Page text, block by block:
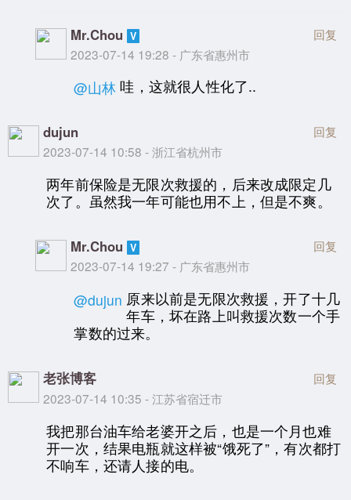
Mr.Chou
2023-07-14 19:28 - 广东省惠州市
回复
@山林 哇，这就很人性化了..
dujun
2023-07-14 10:58 - 浙江省杭州市
回复
两年前保险是无限次救援的，后来改成限定几
次了。虽然我一年可能也用不上，但是不爽。
Mr.Chou
2023-07-14 19:27 - 广东省惠州市
回复
@dujun 原来以前是无限次救援，开了十几
年车，坏在路上叫救援次数一个手
掌数的过来。
老张博客
2023-07-14 10:35 - 江苏省宿迁市
回复
我把那台油车给老婆开之后，也是一个月也难
开一次，结果电瓶就这样被“饿死了”，有次都打
不响车，还请人接的电。